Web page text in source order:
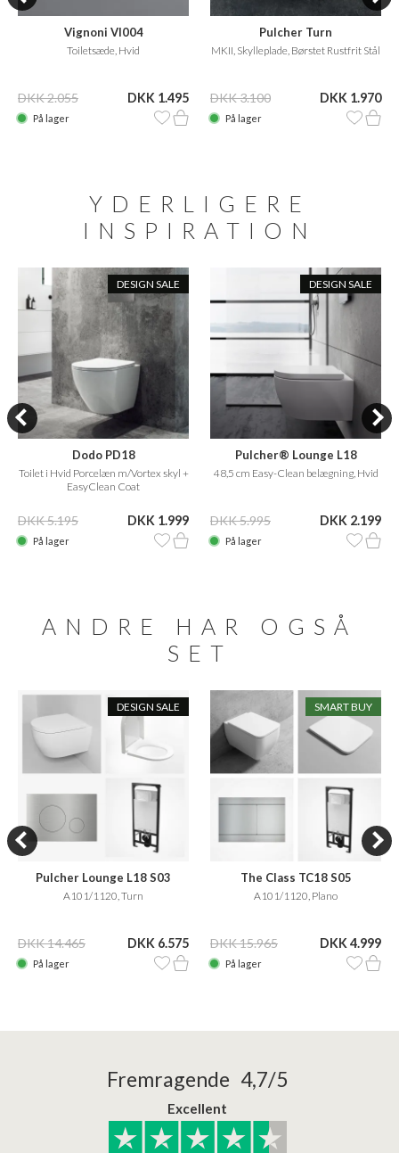
Vignoni VI004
Toiletsæde, Hvid
DKK 2.055 DKK 1.495
På lager
Pulcher Turn
MKII, Skylleplade, Børstet Rustfrit Stål
DKK 3.100 DKK 1.970
På lager
YDERLIGERE
INSPIRATION
DESIGN SALE
Dodo PD18
Toilet i Hvid Porcelæn m/Vortex skyl +
EasyClean Coat
DKK 5.195 DKK 1.999
På lager
DESIGN SALE
Pulcher® Lounge L18
48,5 cm Easy-Clean belægning, Hvid
DKK 5.995 DKK 2.199
På lager
ANDRE HAR OGSÅ
SET
DESIGN SALE
Pulcher Lounge L18 S03
A101/1120, Turn
DKK 14.465 DKK 6.575
På lager
SMART BUY
The Class TC18 S05
A101/1120, Plano
DKK 15.965 DKK 4.999
På lager
Fremragende 4,7/5
Excellent